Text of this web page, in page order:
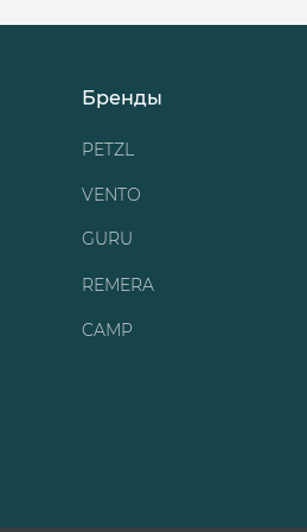
Бренды
PETZL
VENTO
GURU
REMERA
CAMP